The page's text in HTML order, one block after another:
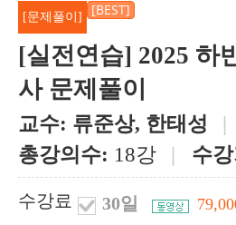
[문제풀이] [BEST]
[실전연습] 2025 하
사 문제풀이
교수: 류준상, 한태성 |
총강의수: 18강 | 수
수강료
30일